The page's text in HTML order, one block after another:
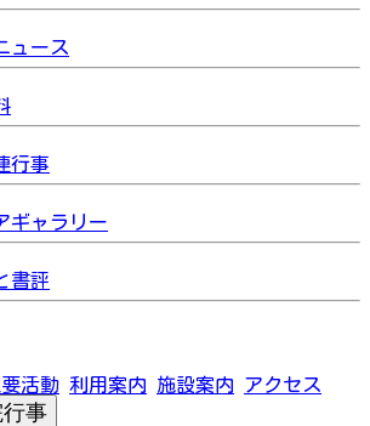
ュース
行事
ギャラリー
書評
活動 利用案内 施設案内 アクセス
事